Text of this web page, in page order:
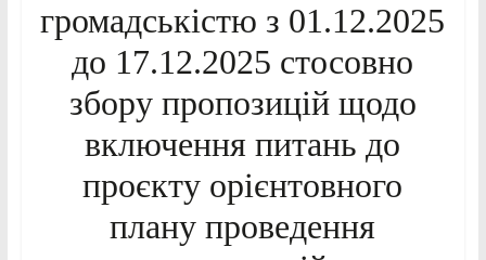
громадськістю з 01.12.2025
до 17.12.2025 стосовно
збору пропозицій щодо
включення питань до
проєкту орієнтовного
плану проведення